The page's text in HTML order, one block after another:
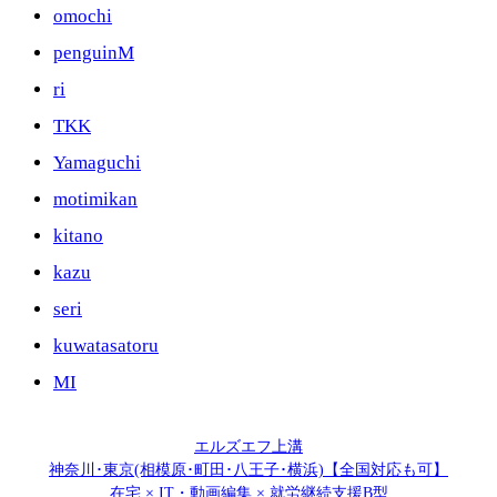
omochi
penguinM
ri
TKK
Yamaguchi
motimikan
kitano
kazu
seri
kuwatasatoru
MI
エルズエフ上溝
神奈川･東京(相模原･町田･八王子･横浜)【全国対応も可】
在宅 × IT・動画編集 × 就労継続支援B型